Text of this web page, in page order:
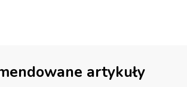
artykuły